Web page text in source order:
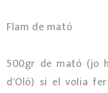
Flam de mató
500gr de mató (jo
d'Oló) si el volia